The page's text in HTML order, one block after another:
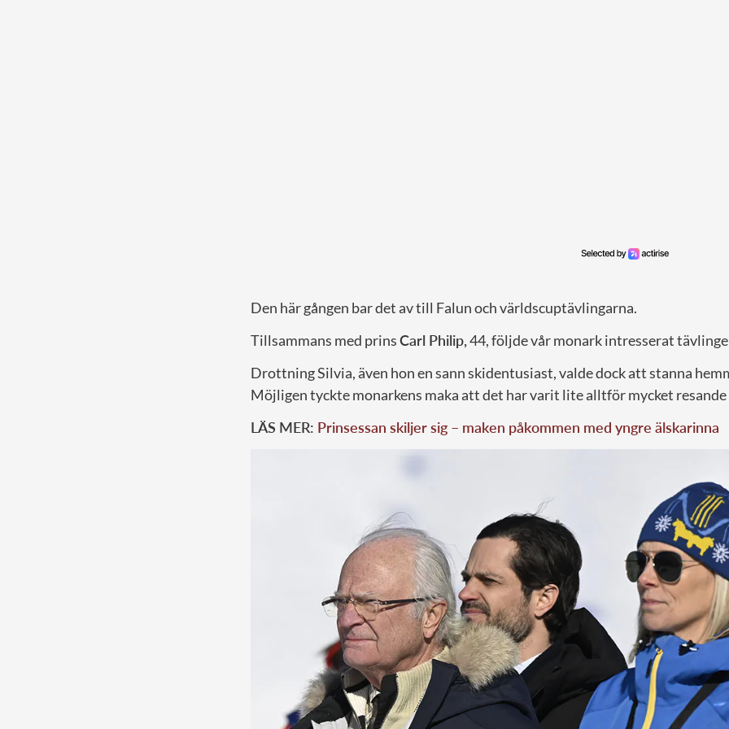
Den här gången bar det av till Falun och världscuptävlingarna.
Tillsammans med prinsCarl Philip,44, följde vår monark intresserat
Drottning Silvia, även hon en sann skidentusiast, valde dock att stanna
Möjligen tyckte monarkens maka att det har varit lite alltför mycket resande
LÄS MER: Prinsessan skiljer sig – maken påkommen med yngre älskarinna